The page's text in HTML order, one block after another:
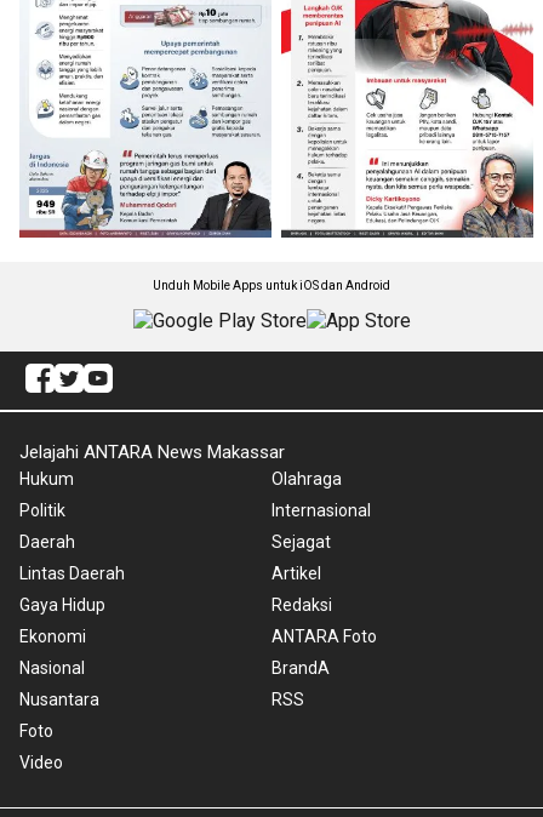
Unduh Mobile Apps untuk iOS dan Android
Jelajahi ANTARA News Makassar
Hukum
Politik
Daerah
Lintas Daerah
Gaya Hidup
Ekonomi
Nasional
Nusantara
Foto
Video
Olahraga
Internasional
Sejagat
Artikel
Redaksi
ANTARA Foto
BrandA
RSS